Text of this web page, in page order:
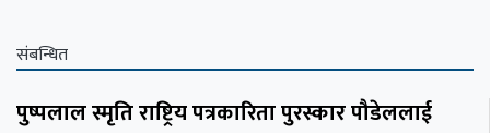
संबन्धित
पुष्पलाल स्मृति राष्ट्रिय पत्रकारिता पुरस्कार पौडेललाई